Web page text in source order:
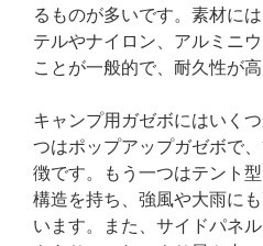
るものが多いです。素材に
テルやナイロン、アルミニ
ことが一般的で、耐久性が
キャンプ用ガゼボにはいく
つはポップアップガゼボで
徴です。もう一つはテント
構造を持ち、強風や大雨に
います。また、サイドパネ